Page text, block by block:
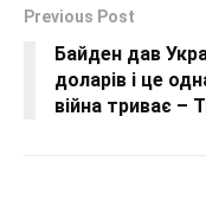
Previous Post
Байден дав
доларів і це
війна триває –